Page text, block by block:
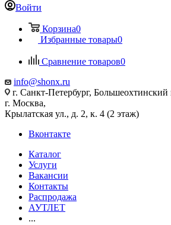
Войти
Корзина0
Избранные товары0
Сравнение товаров0
info@shonx.ru
г. Санкт-Петербург, Большеохтинский
г. Москва,
Крылатская ул., д. 2, к. 4 (2 этаж)
Вконтакте
Каталог
Услуги
Вакансии
Контакты
Распродажа
АУТЛЕТ
...